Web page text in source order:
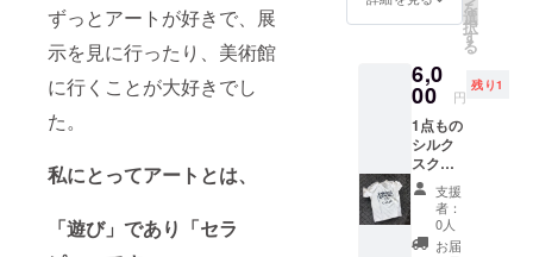
ずっとアートが好きで、展
示を見に行ったり、美術館
に行くことが大好きでし
た。
私にとってアートとは、
「遊び」であり「セラ
サイン&
お礼
セージ
入) + 心
を込め
たお礼
メッ
セージ
カード
+ ス
テッ
カー1枚
を
選
択
す
る
6,0
00 円
残り1
1点もの
シルク
スク
リーン/
非売品
Tシャツ
(女性M
支援
者：
0人
お届